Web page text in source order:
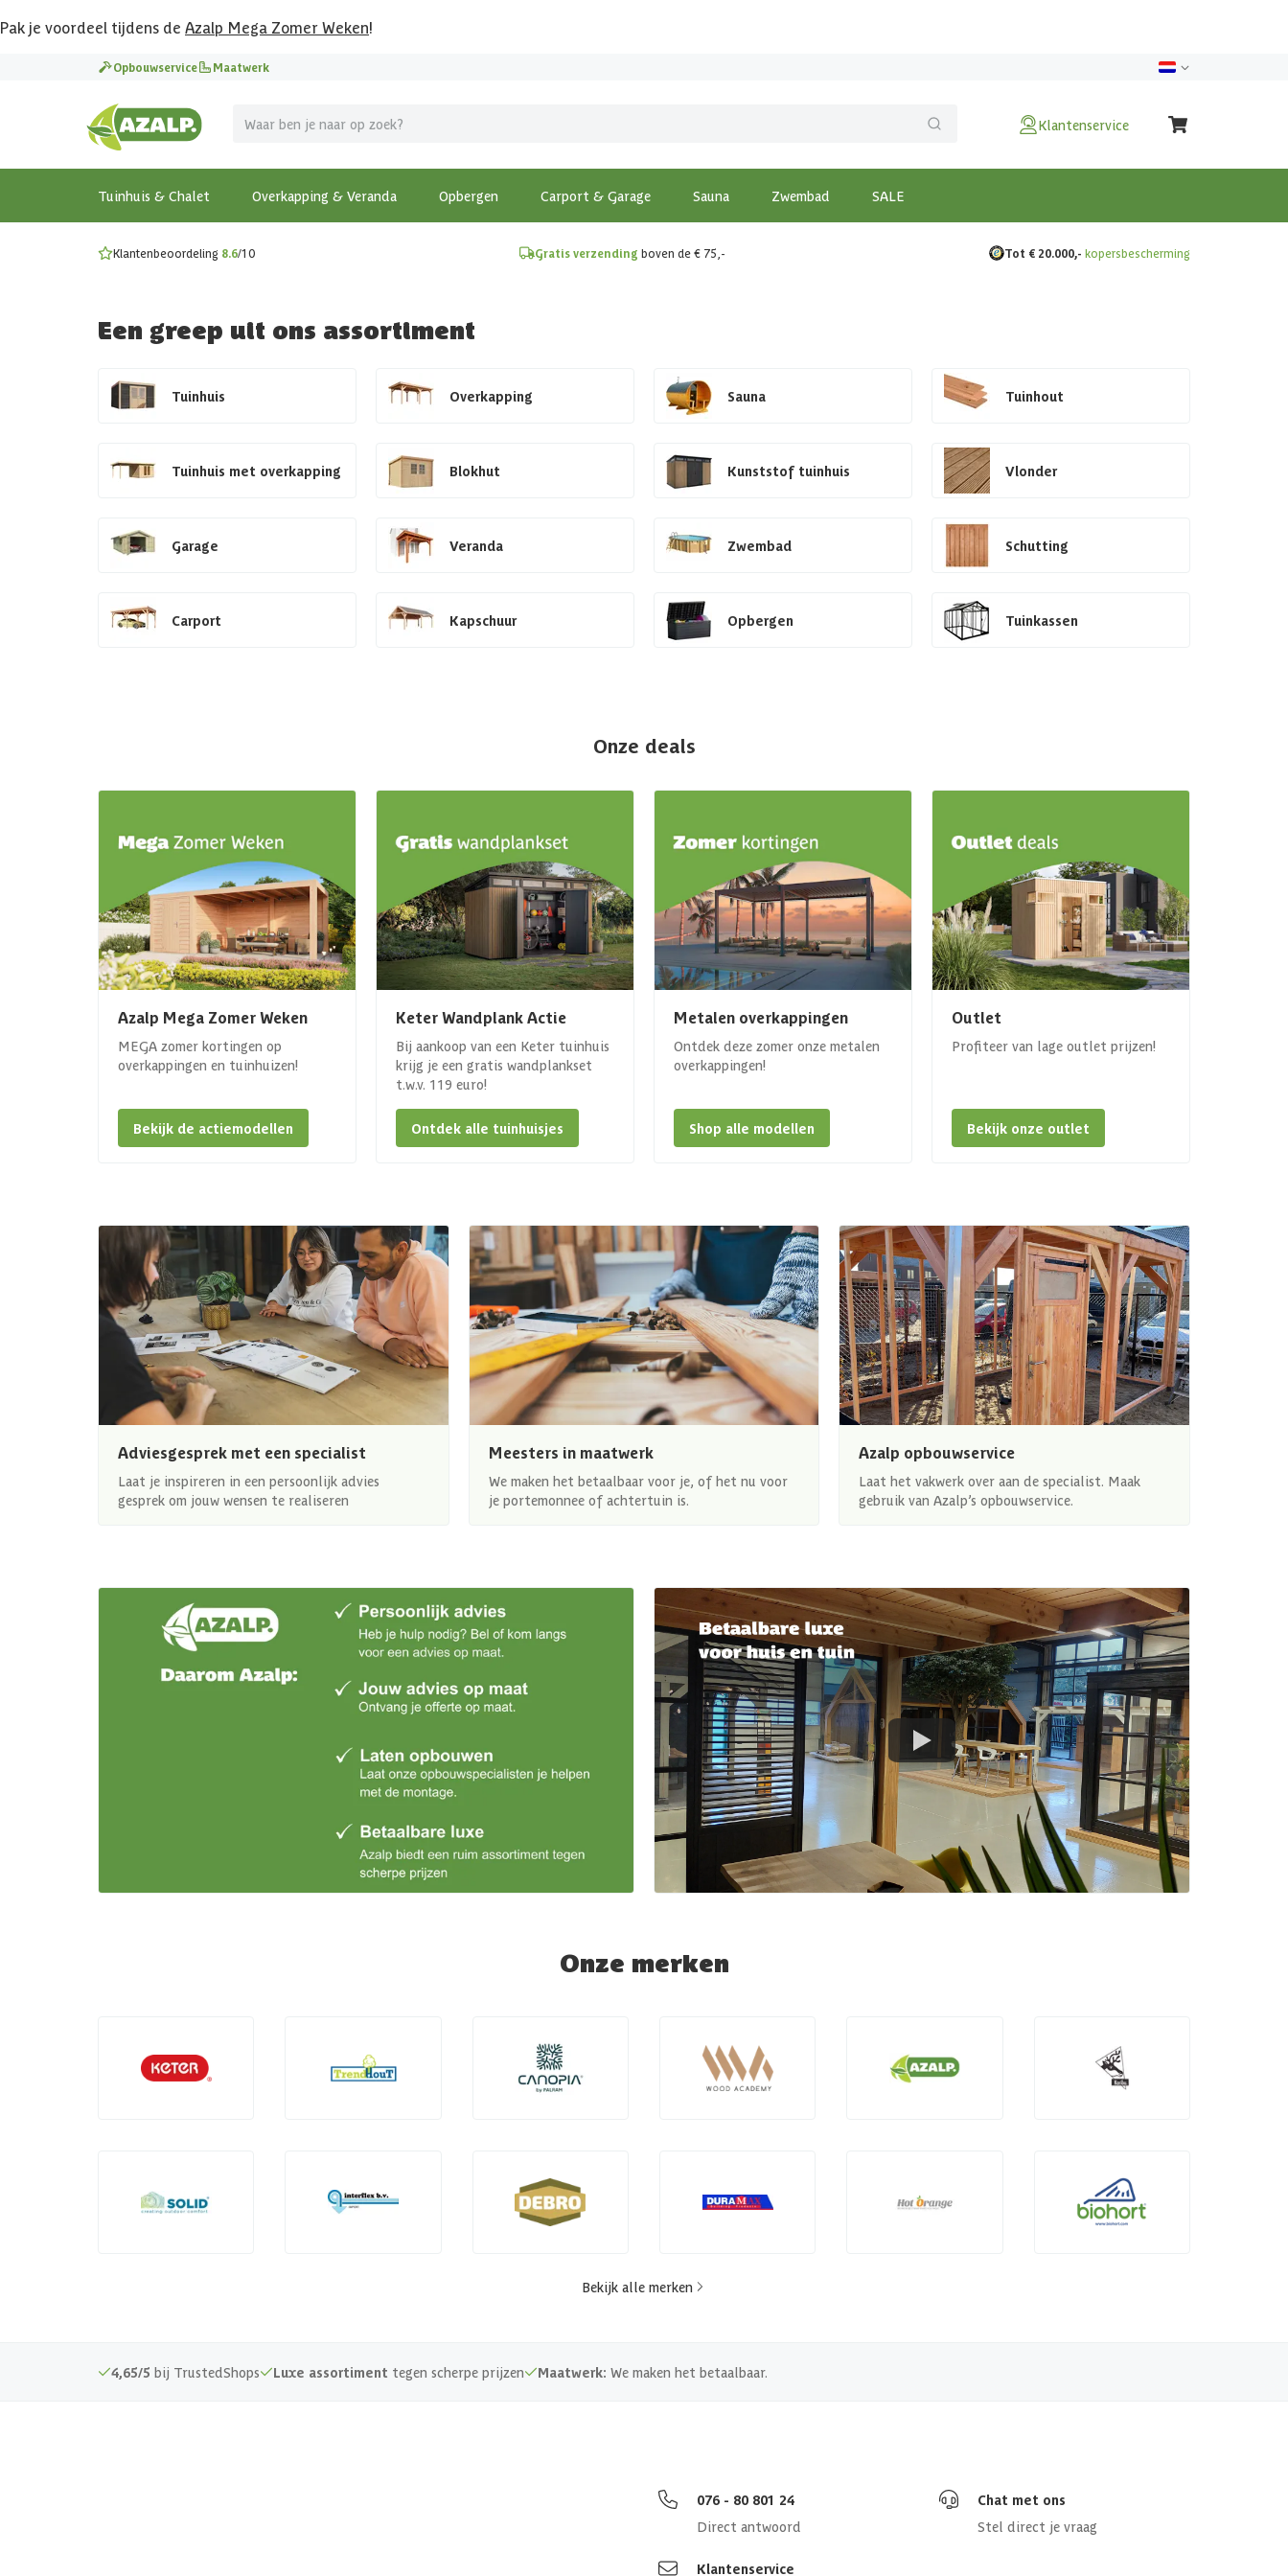
Pak je voordeel tijdens de Azalp Mega Zomer Weken!
Opbouwservice Maatwerk
Klantenservice
Tuinhuis & Chalet Overkapping & Veranda Opbergen Carport & Garage Sauna Zwembad SALE
Vier vakantie in je tuin
MEGA zomer kortingen op overkappingen en tuinhuizen!
Bekijk de actiemodellen
Gratis wandplankset
Ontdek onze metalen overkappingen
Klantenbeoordeling 8.6/10 Gratis verzending boven de € 75,- Tot € 20.000,- kopersbescherming
Een greep uit ons assortiment
Tuinhuis Overkapping Sauna Tuinhout
Tuinhuis met overkapping Blokhut Kunststof tuinhuis Vlonder
Garage Veranda Zwembad Schutting
Carport Kapschuur Opbergen Tuinkassen
Onze deals
Azalp Mega Zomer Weken
MEGA zomer kortingen op
overkappingen en tuinhuizen!
Bekijk de actiemodellen
Keter Wandplank Actie
Bij aankoop van een Keter tuinhuis
krijg je een gratis wandplankset
t.w.v. 119 euro!
Ontdek alle tuinhuisjes
Metalen overkappingen
Ontdek deze zomer onze metalen
overkappingen!
Shop alle modellen
Outlet
Profiteer van lage outlet prijzen!
Bekijk onze outlet
Adviesgesprek met een specialist
Laat je inspireren in een persoonlijk advies
gesprek om jouw wensen te realiseren
Meesters in maatwerk
We maken het betaalbaar voor je, of het nu voor
je portemonnee of achtertuin is.
Azalp opbouwservice
Laat het vakwerk over aan de specialist. Maak
gebruik van Azalp’s opbouwservice.
Onze merken
Bekijk alle merken
4,65/5 bij TrustedShops Luxe assortiment tegen scherpe prijzen Maatwerk: We maken het betaalbaar.
076 - 80 801 24
Direct antwoord
Chat met ons
Stel direct je vraag
Klantenservice